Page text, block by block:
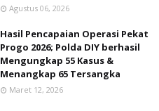
Agustus 06, 2026
Hasil Pencapaian Operasi Pekat
Progo 2026; Polda DIY berhasil
Mengungkap 55 Kasus &
Menangkap 65 Tersangka
Maret 12, 2026